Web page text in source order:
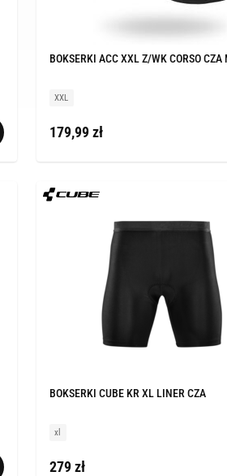
BOKSERKI ACC XXL Z/WK CORSO CZA
XXL
179,99 zł
BOKSERKI CUBE KR XL LINER CZA
xl
279 zł